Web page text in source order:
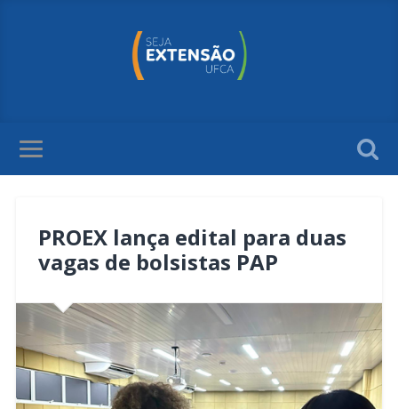
PROEX lança edital para duas
vagas de bolsistas PAP